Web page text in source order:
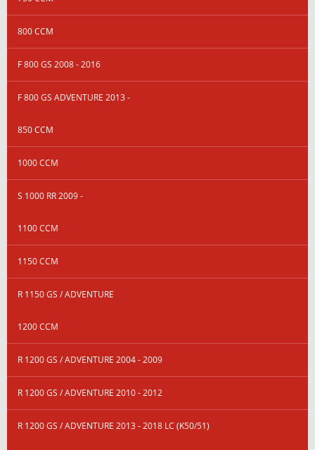
800 CCM
F 800 GS 2008 - 2016
F 800 GS ADVENTURE 2013 -
850 CCM
1000 CCM
S 1000 RR 2009 -
1100 CCM
1150 CCM
R 1150 GS / ADVENTURE
1200 CCM
R 1200 GS / ADVENTURE 2004 - 2009
R 1200 GS / ADVENTURE 2010 - 2012
R 1200 GS / ADVENTURE 2013 - 2018 LC (K50/51)